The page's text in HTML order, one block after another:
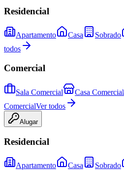
Residencial
Apartamento Casa Sobrado
todos
Comercial
Sala Comercial Casa Comercial
ComercialVer todos
Alugar
Residencial
Apartamento Casa Sobrado